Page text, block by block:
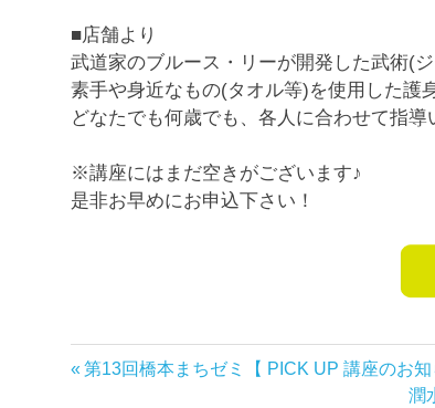
■店舗より
武道家のブルース・リーが開発した武術(
素手や身近なもの(タオル等)を使用した護
どなたでも何歳でも、各人に合わせて指
※講座にはまだ空きがございます♪
是非お早めにお申込下さい！
投
前
第13回橋本まちゼミ【 PICK UP 講座のお知
次
潤